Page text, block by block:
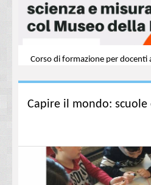
Corso di formazione per docenti
Capire il mondo: scuole